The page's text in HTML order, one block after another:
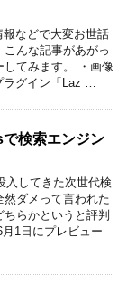
報などで大変お世話
んな記事があがっ
してみます。 ・画像
ラグイン「Laz …
検索エンジン
入してきた次世代検
ダメって言われた
らかというと評判
1日にプレビュー